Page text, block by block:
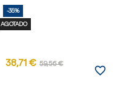
-35%
AGOTADO
38,71 € 59,56 €
favorite_border